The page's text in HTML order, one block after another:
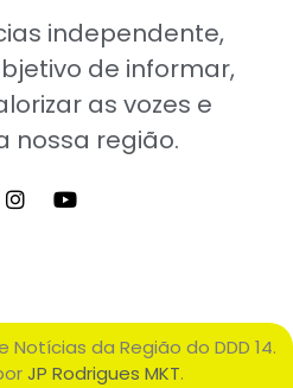
independente,
de informar,
as vozes e
nossa região.
Notícias da Região do DDD 14.
JP Rodrigues MKT.